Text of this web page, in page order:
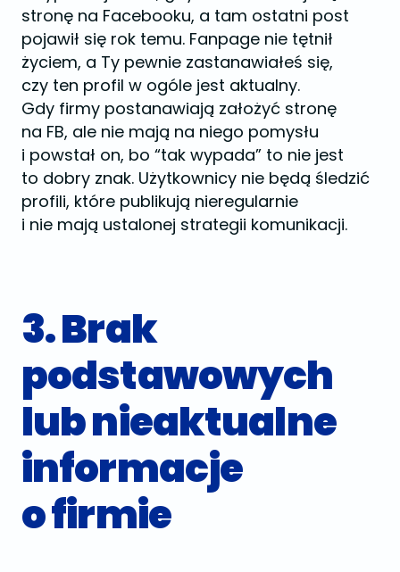
stronę na Facebooku, a tam ostatni post
pojawił się rok temu. Fanpage nie tętnił
życiem, a Ty pewnie zastanawiałeś się,
czy ten profil w ogóle jest aktualny.
Gdy firmy postanawiają założyć stronę
na FB, ale nie mają na niego pomysłu
i powstał on, bo “tak wypada” to nie jest
to dobry znak. Użytkownicy nie będą śledzić
profili, które publikują nieregularnie
i nie mają ustalonej strategii komunikacji.
3. Brak
podstawowych
lub nieaktualne
informacje
o firmie